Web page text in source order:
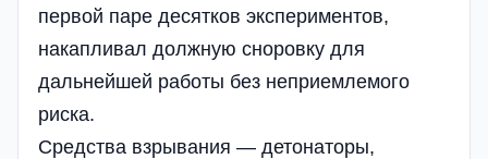
первой паре десятков экспериментов,
накапливал должную сноровку для
дальнейшей работы без неприемлемого
риска.
Средства взрывания — детонаторы,